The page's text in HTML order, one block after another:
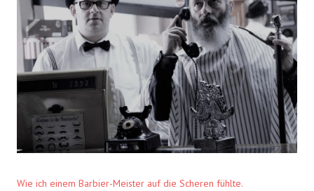
Wie ich einem Barbier-Meister auf die Scheren fühlte.